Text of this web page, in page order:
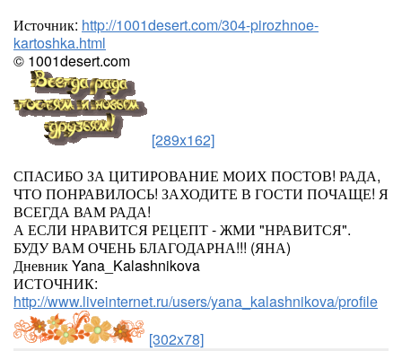
Источник: http://1001desert.com/304-pirozhnoe-
kartoshka.html
© 1001desert.com
[289x162]
СПАСИБО ЗА ЦИТИРОВАНИЕ МОИХ ПОСТОВ! РАДА,
ЧТО ПОНРАВИЛОСЬ! ЗАХОДИТЕ В ГОСТИ ПОЧАЩЕ! Я
ВСЕГДА ВАМ РАДА!
А ЕСЛИ НРАВИТСЯ РЕЦЕПТ - ЖМИ "НРАВИТСЯ".
БУДУ ВАМ ОЧЕНЬ БЛАГОДАРНА!!! (ЯНА)
Дневник Yana_Kalashnikova
ИСТОЧНИК:
http://www.liveinternet.ru/users/yana_kalashnikova/profile
[302x78]